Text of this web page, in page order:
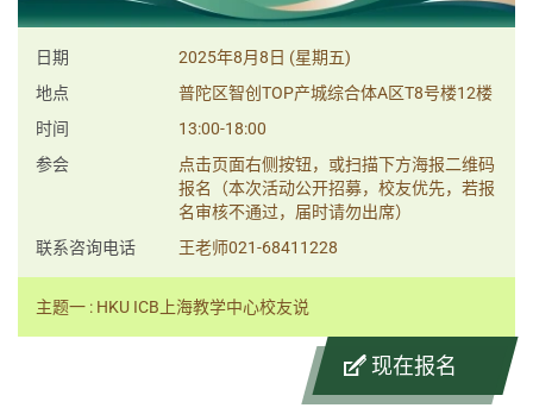
日期
2025年8月8日 (星期五)
地点
普陀区智创TOP产城综合体A区T8号楼12楼
时间
13:00-18:00
参会
点击页面右侧按钮，或扫描下方海报二维码
报名（本次活动公开招募，校友优先，若报
名审核不通过，届时请勿出席）
联系咨询电话
王老师021-68411228
主题一 : HKU ICB上海教学中心校友说
现在报名